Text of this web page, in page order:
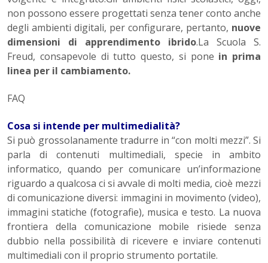
non possono essere progettati senza tener conto anche
degli ambienti digitali, per configurare, pertanto, nuove
dimensioni di apprendimento ibrido.La Scuola S.
Freud, consapevole di tutto questo, si pone in prima
linea per il cambiamento.
FAQ
Cosa si intende per multimedialità?
Si può grossolanamente tradurre in “con molti mezzi”. Si
parla di contenuti multimediali, specie in ambito
informatico, quando per comunicare un’informazione
riguardo a qualcosa ci si avvale di molti media, cioè mezzi
di comunicazione diversi: immagini in movimento (video),
immagini statiche (fotografie), musica e testo. La nuova
frontiera della comunicazione mobile risiede senza
dubbio nella possibilità di ricevere e inviare contenuti
multimediali con il proprio strumento portatile.